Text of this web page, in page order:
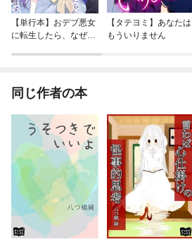
【単行本】おデブ悪女
に転生したら、なぜか
【タテヨミ】あなたは
もういりません
同じ作者の本